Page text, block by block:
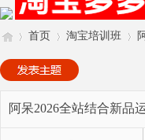
开»
首页
›
淘宝培训班
›
阿呆2026全站结合新品